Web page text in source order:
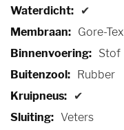
✔
Gore-Tex
Stof
Rubber
✔
Veters